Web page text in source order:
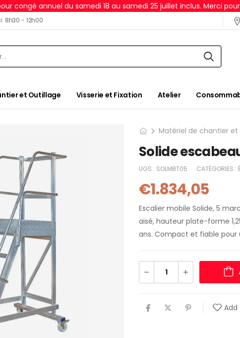
congé annuel du samedi 18 au samedi 25 juillet inclus. Merci
8h30 - 12h00
et Outillage Visserie et Fixation Atelier
Matériel de chantier et
Solide
UGS : SOLMBT05 CATÉGORIES :
€1.834,05
Escalier mobile Solide, 5
aisé, hauteur plate-forme
ans. Compact et fiable pour
Add